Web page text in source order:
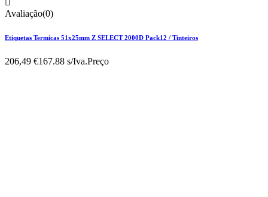
Avaliação(0)
Etiquetas Termicas 51x25mm Z SELECT 2000D Pack12 / Tinteiros
206,49 €167.88 s/Iva.Preço